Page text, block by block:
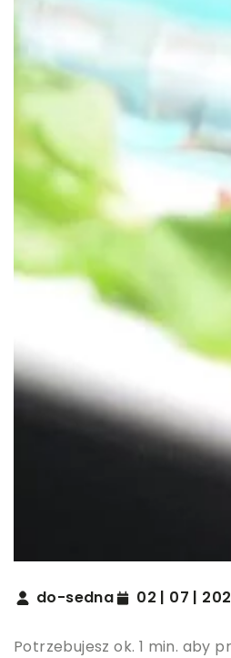
do-sedna 02 | 07 |
Potrzebujesz ok. 1 min. aby